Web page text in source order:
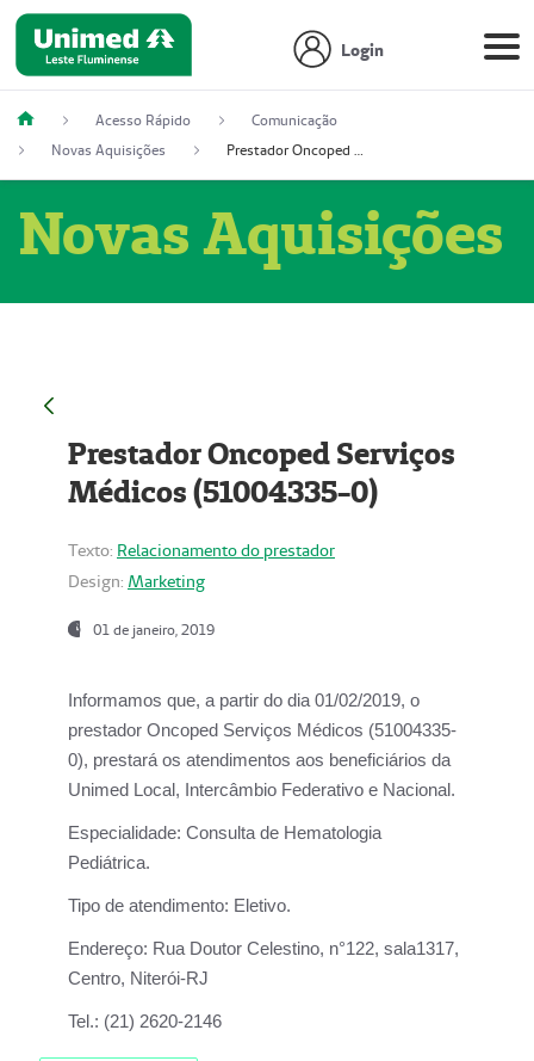
Login
Acesso Rápido
Comunicação
Novas Aquisições
Prestador Oncoped Serviços Médicos (51004335-0)
Novas Aquisições
Prestador Oncoped Serviços
Médicos (51004335-0)
Texto: Relacionamento do prestador
Design: Marketing
01 de janeiro, 2019
Informamos que, a partir do dia 01/02/2019, o
prestador Oncoped Serviços Médicos (51004335-
0), prestará os atendimentos aos beneficiários da
Unimed Local, Intercâmbio Federativo e Nacional.
Especialidade: Consulta de Hematologia
Pediátrica.
Tipo de atendimento: Eletivo.
Endereço: Rua Doutor Celestino, n°122, sala1317,
Centro, Niterói-RJ
Tel.: (21) 2620-2146